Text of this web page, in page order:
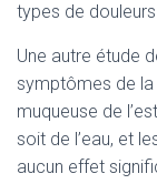
types de
Une autre étude
symptômes de
muqueuse de
soit de l’eau, et
aucun effet